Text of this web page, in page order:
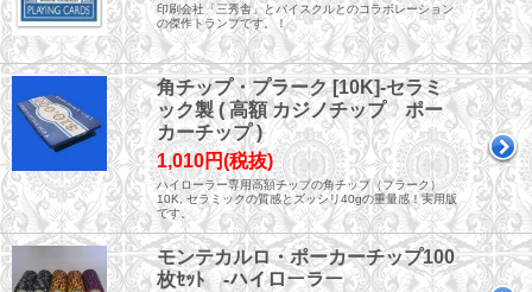
印刷会社「三秀舎」とバイスクルとのコラボレーション
の傑作トランプです。！
角チップ・プラーク [10K]-セラミ
ック製 ( 高額 カジノチップ ポー
カーチップ )
1,010円(税抜)
ハイローラー専用高額チップの角チップ（プラーク）
10K, セラミックの質感とズッシリ40gの重量感！実用版
です。
モンテカルロ・ポーカーチップ100
枚ｾｯﾄ -ハイローラー